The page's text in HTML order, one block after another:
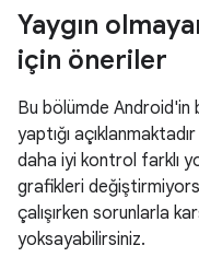
Yaygın
için öneriler
Bu bölümde Android'in
yaptığı
daha iyi kontrol farklı
grafikleri
çalışırken sorunlarla
yoksayabilirsiniz.